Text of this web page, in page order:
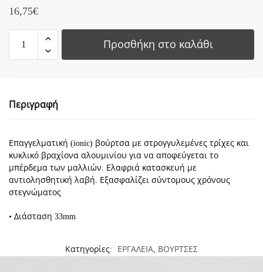
16,75€
Βούρτσα
ποσότητα
Προσθήκη στο καλάθι
Περιγραφή
Επαγγελματική (ionic) βούρτσα με στρογγυλεμένες τρίχες και
κυκλικό βραχίονα αλουμινίου για να αποφεύγεται το
μπέρδεμα των μαλλιών. Ελαφριά κατασκευή με
αντιολησθητική λαβή. Εξασφαλίζει σύντομους χρόνους
στεγνώματος
• Διάσταση 33mm
Κατηγορίες: ΕΡΓΑΛΕΙΑ ΒΟΥΡΤΣΕΣ